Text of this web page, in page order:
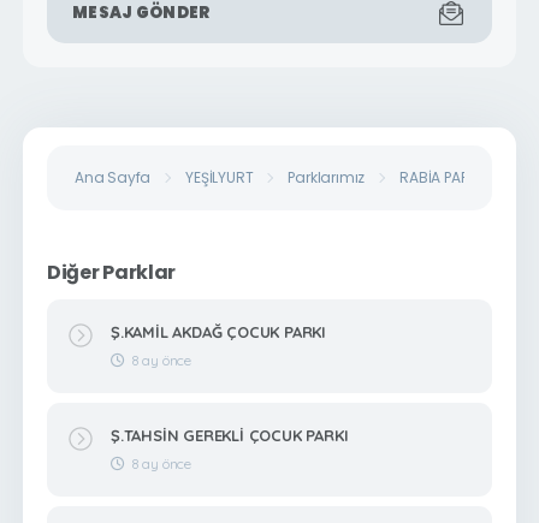
MESAJ GÖNDER
Ana Sayfa YEŞİLYURT Parklarımız RABİA PARKI
Diğer Parklar
Ş.KAMİL AKDAĞ ÇOCUK PARKI
8 ay önce
Ş.TAHSİN GEREKLİ ÇOCUK PARKI
8 ay önce